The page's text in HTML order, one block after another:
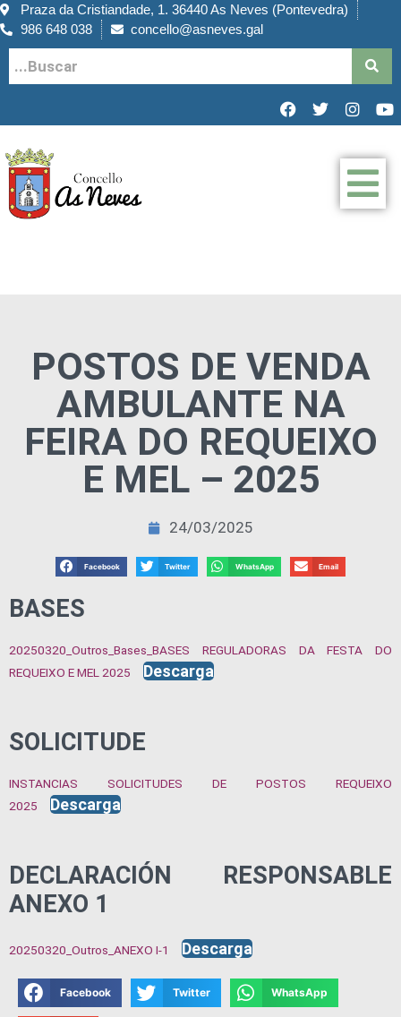
Praza da Cristiandade, 1. 36440 As Neves (Pontevedra)
986 648 038
concello@asneves.gal
POSTOS DE VENDA
AMBULANTE NA
FEIRA DO REQUEIXO
E MEL – 2025
24/03/2025
Facebook Twitter WhatsApp Email
BASES
20250320_Outros_Bases_BASES REGULADORAS DA FESTA DO
REQUEIXO E MEL 2025
Descarga
SOLICITUDE
INSTANCIAS SOLICITUDES DE POSTOS REQUEIXO
2025
Descarga
DECLARACIÓN RESPONSABLE
ANEXO 1
20250320_Outros_ANEXO I-1 Descarga
Facebook Twitter WhatsApp